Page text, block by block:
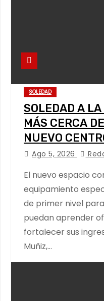
SOLEDAD
SOLEDAD A
MÁS CERCA
NUEVO
Ago 5, 2026
El nuevo espacio
equipamiento
de primer nivel
puedan aprender
fortalecer sus
Muñiz,…